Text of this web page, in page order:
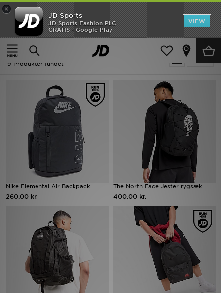
×
JD Sports
JD Sports Fashion PLC
GRATIS - Google Play
VIEW
Hjem
Børn Børnetilbehør Sportstasker & Rygsække
Sportstasker & Rygsække - Rygsække
9 Produkter fundet
Nike Elemental Air Backpack
260.00 kr.
The North Face Jester rygsæk
400.00 kr.
Hjem
Udsalg
Nyheder
Fodbold
Download JD app'en
Mit JD
Mine beskeder